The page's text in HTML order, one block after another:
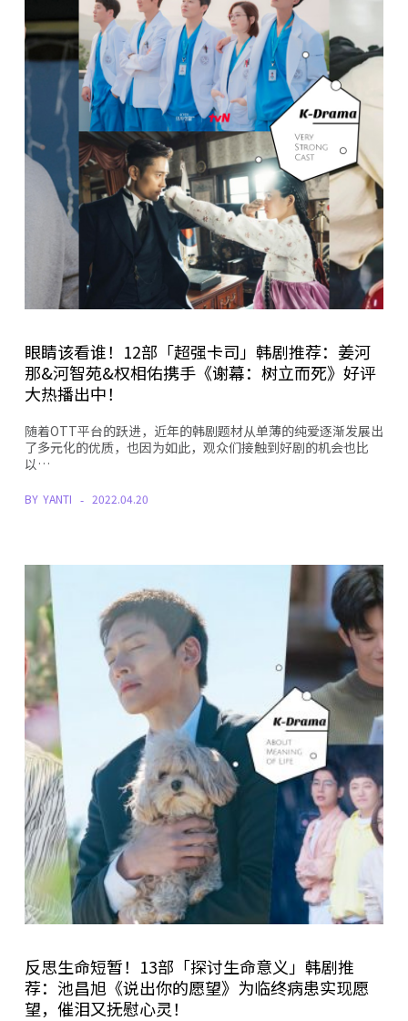
眼睛该看谁！12部「超强卡司」韩剧推荐：姜河
那&河智苑&权相佑携手《谢幕：树立而死》好评
大热播出中！
随着OTT平台的跃进，近年的韩剧题材从单薄的纯爱逐渐发展出
了多元化的优质，也因为如此，观众们接触到好剧的机会也比
以…
BY YANTI 2022.04.20
反思生命短暂！13部「探讨生命意义」韩剧推
荐：池昌旭《说出你的愿望》为临终病患实现愿
望，催泪又抚慰心灵！